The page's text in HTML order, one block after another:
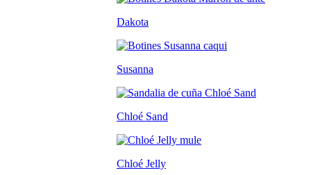
Dakota
Susanna
Chloé Sand
Chloé Jelly